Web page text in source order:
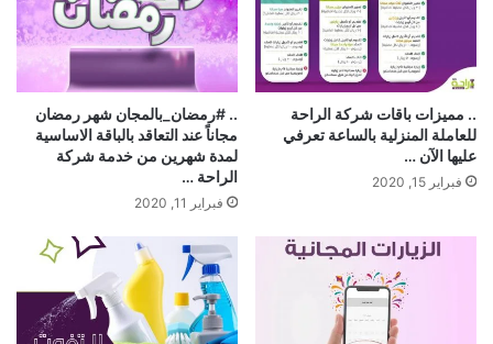
.. مميزات باقات شركة الراحة
للعاملة المنزلية بالساعة تعرفي
عليها الآن …
فبراير 15, 2020
.. #رمضان_بالمجان شهر رمضان
مجاناً عند التعاقد بالباقة الاساسية
لمدة شهرين من خدمة شركة
الراحة …
فبراير 11, 2020